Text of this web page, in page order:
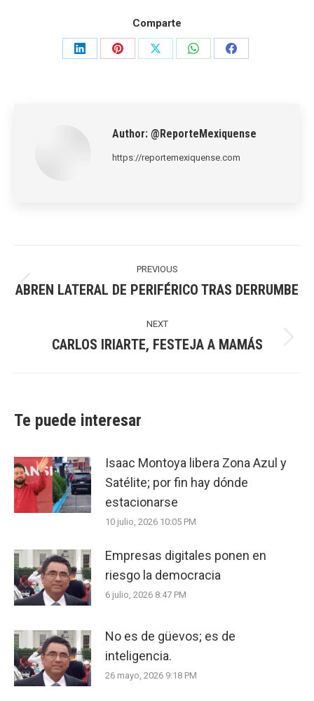
Comparte
Share
Share
Share
Share
Share
Author: @ReporteMexiquense
https://reportemexiquense.com
navigation
PREVIOUS
Previous
ABREN LATERAL DE PERIFÉRICO TRAS DERRUMBE
NEXT
Next
CARLOS IRIARTE, FESTEJA A MAMÁS
Te puede interesar
Isaac Montoya libera Zona Azul y
Satélite; por fin hay dónde
estacionarse
10 julio, 2026 10:05 PM
Empresas digitales ponen en
riesgo la democracia
6 julio, 2026 8:47 PM
No es de güevos; es de
inteligencia.
26 mayo, 2026 9:18 PM